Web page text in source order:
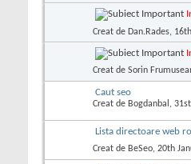
Creat de Dan.Rades,
Creat de Sorin
Caut seo
Creat de Bogdanbal ,
Lista directoare web
Creat de BeSeo, 20th